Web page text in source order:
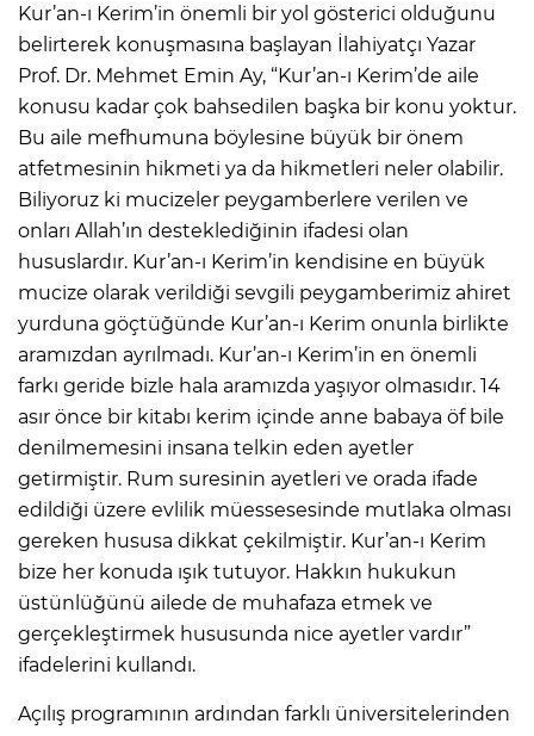
Kur’an-ı Kerim’in önemli bir yol gösterici olduğunu
belirterek konuşmasına başlayan İlahiyatçı Yazar
Prof. Dr. Mehmet Emin Ay, “Kur’an-ı Kerim’de aile
konusu kadar çok bahsedilen başka bir konu yoktur.
Bu aile mefhumuna böylesine büyük bir önem
atfetmesinin hikmeti ya da hikmetleri neler olabilir.
Biliyoruz ki mucizeler peygamberlere verilen ve
onları Allah’ın desteklediğinin ifadesi olan
hususlardır. Kur’an-ı Kerim’in kendisine en büyük
mucize olarak verildiği sevgili peygamberimiz ahiret
yurduna göçtüğünde Kur’an-ı Kerim onunla birlikte
aramızdan ayrılmadı. Kur’an-ı Kerim’in en önemli
farkı geride bizle hala aramızda yaşıyor olmasıdır. 14
asır önce bir kitabı kerim içinde anne babaya öf bile
denilmemesini insana telkin eden ayetler
getirmiştir. Rum suresinin ayetleri ve orada ifade
edildiği üzere evlilik müessesesinde mutlaka olması
gereken hususa dikkat çekilmiştir. Kur’an-ı Kerim
bize her konuda ışık tutuyor. Hakkın hukukun
üstünlüğünü ailede de muhafaza etmek ve
gerçekleştirmek hususunda nice ayetler vardır”
ifadelerini kullandı.
Açılış programının ardından farklı üniversitelerinden